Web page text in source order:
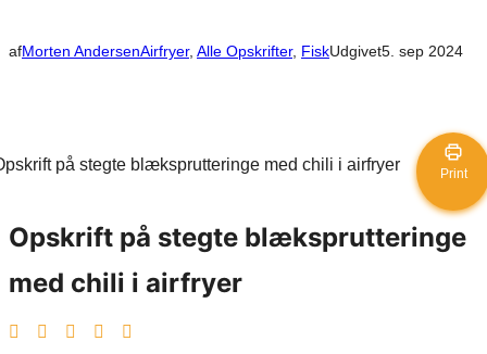
afMorten AndersenAirfryer, Alle Opskrifter, FiskUdgivet5. sep 2024
Print
Opskrift på stegte blæksprutteringe
med chili i airfryer